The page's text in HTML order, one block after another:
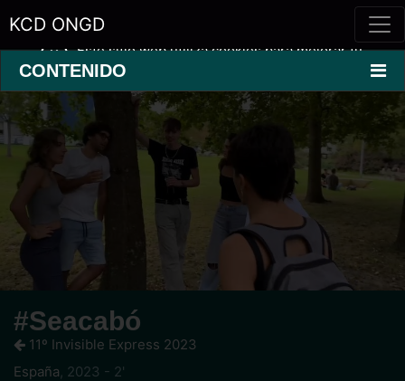
KCD ONGD
CONTENIDO
#Seacabó
11º Invisible Express 2023
España, 2023 - 2'
Este sitio web utiliza cookies para mejorar tu
experiencia.